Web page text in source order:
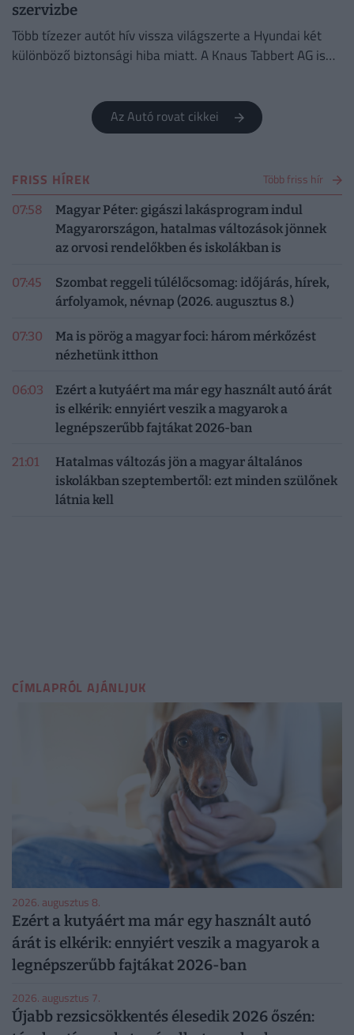
szervizbe
Több tízezer autót hív vissza világszerte a Hyundai két
különböző biztonsági hiba miatt. A Knaus Tabbert AG is
Az Autó rovat cikkei
FRISS HÍREK Több friss hír
07:58
Magyar Péter: gigászi lakásprogram indul
Magyarországon, hatalmas változások jönnek
az orvosi rendelőkben és iskolákban is
07:45
Szombat reggeli túlélőcsomag: időjárás, hírek,
árfolyamok, névnap (2026. augusztus 8.)
07:30
Ma is pörög a magyar foci: három mérkőzést
nézhetünk itthon
06:03
Ezért a kutyáért ma már egy használt autó árát
is elkérik: ennyiért veszik a magyarok a
legnépszerűbb fajtákat 2026-ban
21:01
Hatalmas változás jön a magyar általános
iskolákban szeptembertől: ezt minden szülőnek
látnia kell
CÍMLAPRÓL AJÁNLJUK
2026. augusztus 8.
Ezért a kutyáért ma már egy használt autó
árát is elkérik: ennyiért veszik a magyarok a
legnépszerűbb fajtákat 2026-ban
2026. augusztus 7.
Újabb rezsicsökkentés élesedik 2026 őszén: